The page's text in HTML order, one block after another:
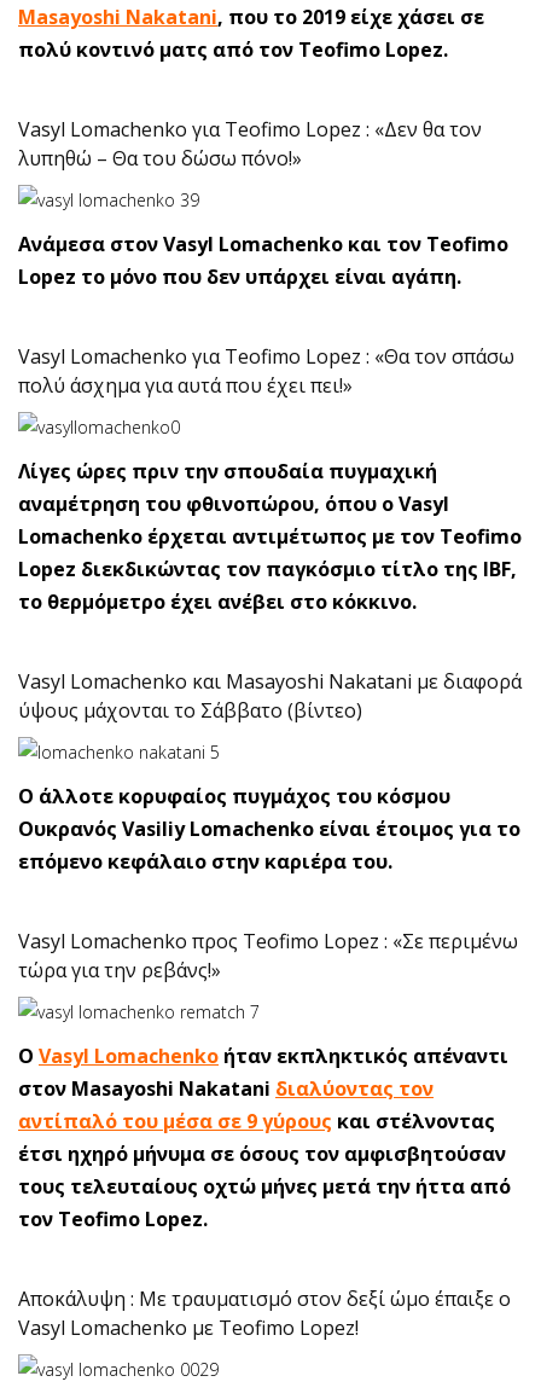
Masayoshi Nakatani, που το 2019 είχε χάσει σε
πολύ κοντινό ματς από τον Teofimo Lopez.
Vasyl Lomachenko για Teofimo Lopez : «Δεν θα τον
λυπηθώ – Θα του δώσω πόνο!»
Ανάμεσα στον Vasyl Lomachenko και τον Teofimo
Lopez το μόνο που δεν υπάρχει είναι αγάπη.
Vasyl Lomachenko για Teofimo Lopez : «Θα τον σπάσω
πολύ άσχημα για αυτά που έχει πει!»
Λίγες ώρες πριν την σπουδαία πυγμαχική
αναμέτρηση του φθινοπώρου, όπου ο Vasyl
Lomachenko έρχεται αντιμέτωπος με τον Teofimo
Lopez διεκδικώντας τον παγκόσμιο τίτλο της IBF,
το θερμόμετρο έχει ανέβει στο κόκκινο.
Vasyl Lomachenko και Masayoshi Nakatani με διαφορά
ύψους μάχονται το Σάββατο (βίντεο)
O άλλοτε κορυφαίος πυγμάχος του κόσμου
Ουκρανός Vasiliy Lomachenko είναι έτοιμος για το
επόμενο κεφάλαιο στην καριέρα του.
Vasyl Lomachenko προς Teofimo Lopez : «Σε περιμένω
τώρα για την ρεβάνς!»
Ο Vasyl Lomachenko ήταν εκπληκτικός απέναντι
στον Masayoshi Nakatani διαλύοντας τον
αντίπαλό του μέσα σε 9 γύρους και στέλνοντας
έτσι ηχηρό μήνυμα σε όσους τον αμφισβητούσαν
τους τελευταίους οχτώ μήνες μετά την ήττα από
τον Teofimo Lopez.
Αποκάλυψη : Με τραυματισμό στον δεξί ώμο έπαιξε ο
Vasyl Lomachenko με Teofimo Lopez!